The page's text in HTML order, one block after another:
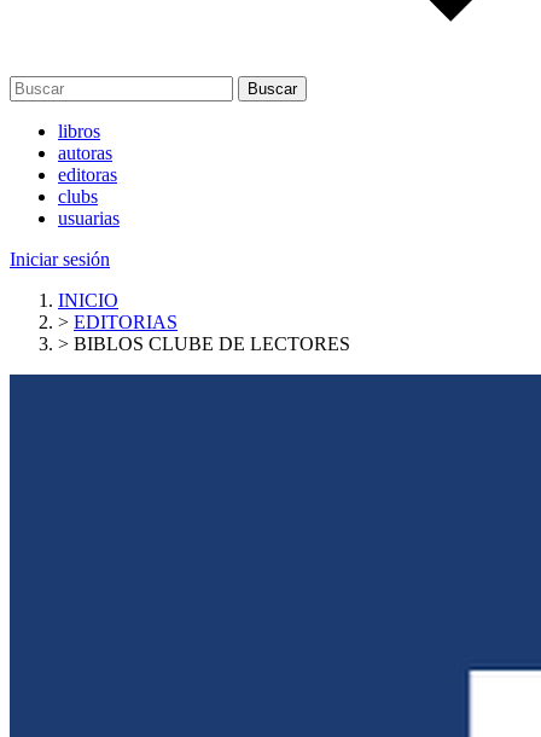
Buscar
libros
autoras
editoras
clubs
usuarias
Iniciar sesión
INICIO
> EDITORIAS
> BIBLOS CLUBE DE LECTORES